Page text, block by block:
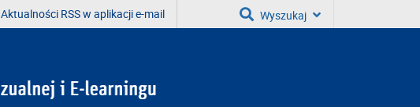
Aktualności RSS w aplikacji e-mail Wyszukaj